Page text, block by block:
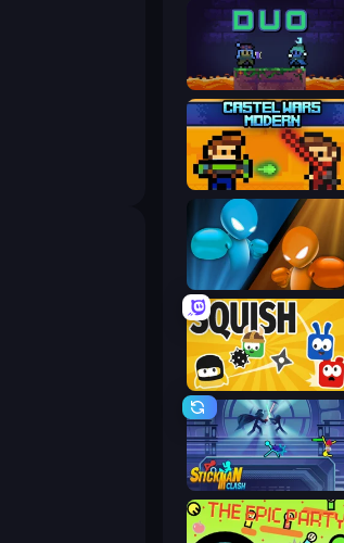
Duo
Castle Wars: Modern
Drunken Boxing
Squish
Stickman Clash